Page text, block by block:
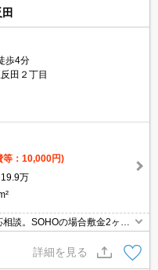
歩4分
田２丁目
等：10,000円)
19.9万
談。SOHOの場合敷金2ヶ
ク。宅配ボックスあり。イン
追い焚き機能付きバス。温水
詳細を見る